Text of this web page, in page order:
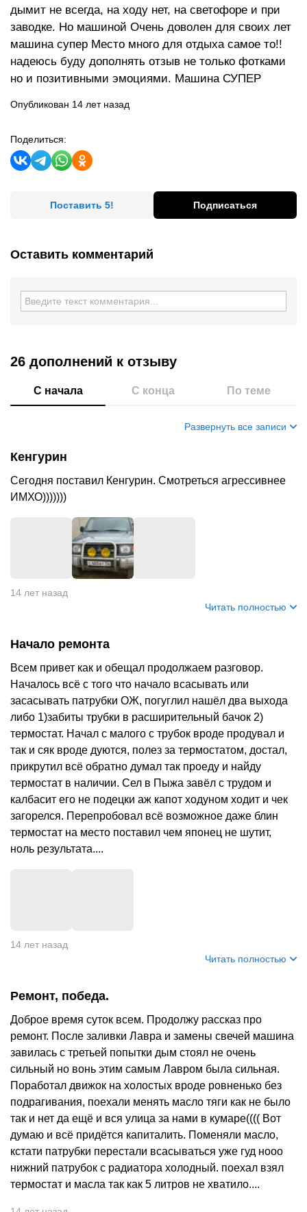
дымит не всегда, на ходу нет, на светофоре и при
заводке. Но машиной Очень доволен для своих лет
машина супер Место много для отдыха самое то!!
надеюсь буду дополнять отзыв не только фотками
но и позитивными эмоциями. Машина СУПЕР
Опубликован 14 лет назад
Поделиться:
Поставить 5! Подписаться
Оставить комментарий
26 дополнений к отзыву
С начала С конца По теме
Развернуть все записи
Кенгурин
Сегодня поставил Кенгурин. Смотреться агрессивнее
ИМХО)))))))
14 лет назад
Читать полностью
Начало ремонта
Всем привет как и обещал продолжаем разговор.
Началось всё с того что начало всасывать или
засасывать патрубки ОЖ, погуглил нашёл два выхода
либо 1)забиты трубки в расширительный бачок 2)
термостат. Начал с малого с трубок вроде продувал и
так и сяк вроде дуются, полез за термостатом, достал,
прикрутил всё обратно думал так проеду и найду
термостат в наличии. Сел в Пыжа завёл с трудом и
калбасит его не подецки аж капот ходуном ходит и чек
загорелся. Перепробовал всё возможное даже блин
термостат на место поставил чем японец не шутит,
ноль результата....
14 лет назад
Читать полностью
Ремонт, победа.
Доброе время суток всем. Продолжу рассказ про
ремонт. После заливки Лавра и замены свечей машина
завилась с третьей попытки дым стоял не очень
сильный но вонь этим самым Лавром была сильная.
Поработал движок на холостых вроде ровненько без
подрагивания, поехали менять масло тяги как не было
так и нет да ещё и вся улица за нами в кумаре(((( Вот
думаю и всё придётся капиталить. Поменяли масло,
кстати патрубки перестали всасываться уже гуд нооо
нижний патрубок с радиатора холодный. поехал взял
термостат и масла так как 5 литров не хватило....